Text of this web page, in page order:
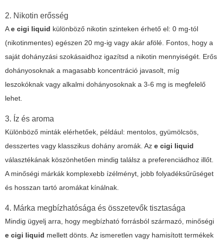
2. Nikotin erősség
Ae cigi liquid különböző nikotin szinteken érhető el: 0 mg-tól
(nikotinmentes) egészen 20 mg-ig vagy akár afölé. Fontos, hogy a
saját dohányzási szokásaidhoz igazítsd a nikotin mennyiségét. Erős
dohányosoknak a magasabb koncentráció javasolt, míg
leszokóknak vagy alkalmi dohányosoknak a 3-6 mg is megfelelő
lehet.
3. Íz és aroma
Különböző minták elérhetőek, például: mentolos, gyümölcsös,
desszertes vagy klasszikus dohány aromák. Az e cigi liquid
választékának köszönhetően mindig találsz a preferenciádhoz illőt.
A minőségi márkák komplexebb ízélményt, jobb folyadéksűrűséget
és hosszan tartó aromákat kínálnak.
4. Márka megbízhatósága és összetevők tisztasága
Mindig ügyelj arra, hogy megbízható forrásból származó, minőségi
e cigi liquid mellett dönts. Az ismeretlen vagy hamisított termékek